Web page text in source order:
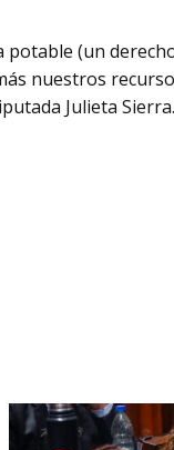
potable (un
nuestros
Julieta Sierra.